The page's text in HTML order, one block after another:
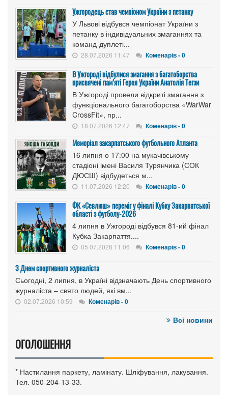
Ужгородець став чемпіоном України з петанку
У Львові відбувся чемпіонат України з
петанку в індивідуальних змаганнях та
команд-дуплеті...
28.07.2026 11:47 Коменарів - 0
В Ужгороді відбулися змагання з багатоборства
присвячені пам’яті Героя України Анатолія Тегзи
В Ужгороді провели відкриті змагання з
функціонального багатоборства «WarWar
CrossFit», пр...
18.07.2026 12:47 Коменарів - 0
Меморіал закарпатського футбольного Атланта
16 липня о 17:00 на мукачівському
стадіоні імені Василя Турянчика (СОК
ДЮСШ) відбудеться м...
11.07.2026 12:20 Коменарів - 0
ФК «Севлюш» переміг у фіналі Кубку Закарпатської
області з футболу-2026
4 липня в Ужгороді відбувся 81-ий фінал
Кубка Закарпаття....
05.07.2026 11:06 Коменарів - 0
З Днем спортивного журналіста
Сьогодні, 2 липня, в Україні відзначають День спортивного
журналіста – свято людей, які вм...
02.07.2026 10:59 Коменарів - 0
Всі новини
ОГОЛОШЕННЯ
* Настилання паркету, ламінату. Шліфування, лакування.
Тел. 050-204-13-33.